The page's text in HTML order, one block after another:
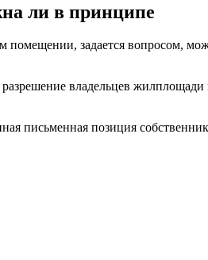
ли в принципе
задается вопросом,
владельцев
письменная позиция